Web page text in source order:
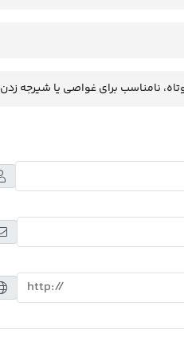
نامناسب برای غواصی یا شیرجه زدن